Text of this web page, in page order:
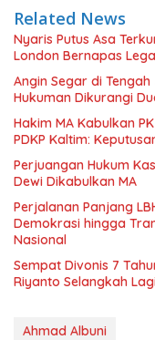
Related News
Nyaris Putus Asa
London Bernapas
Angin Segar di
Hukuman Dikurangi
Hakim MA Kabulkan
PDKP Kaltim:
Perjuangan Hukum
Dewi Dikabulkan MA
Perjalanan Panjang
Demokrasi hingga
Nasional
Sempat Divonis 7
Riyanto Selangkah
Ahmad Albuni